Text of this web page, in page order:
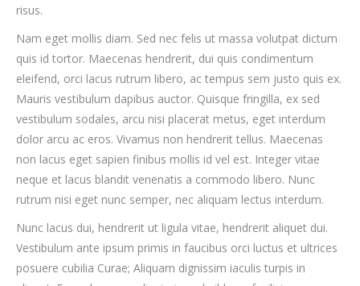
risus.
Nam eget mollis diam. Sed nec felis ut massa volutpat dictum
quis id tortor. Maecenas hendrerit, dui quis condimentum
eleifend, orci lacus rutrum libero, ac tempus sem justo quis ex.
Mauris vestibulum dapibus auctor. Quisque fringilla, ex sed
vestibulum sodales, arcu nisi placerat metus, eget interdum
dolor arcu ac eros. Vivamus non hendrerit tellus. Maecenas
non lacus eget sapien finibus mollis id vel est. Integer vitae
neque et lacus blandit venenatis a commodo libero. Nunc
rutrum nisi eget nunc semper, nec aliquam lectus interdum.
Nunc lacus dui, hendrerit ut ligula vitae, hendrerit aliquet dui.
Vestibulum ante ipsum primis in faucibus orci luctus et ultrices
posuere cubilia Curae; Aliquam dignissim iaculis turpis in